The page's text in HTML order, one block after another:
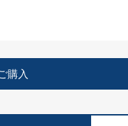
住宅使用部材標準化推進協議会
購入